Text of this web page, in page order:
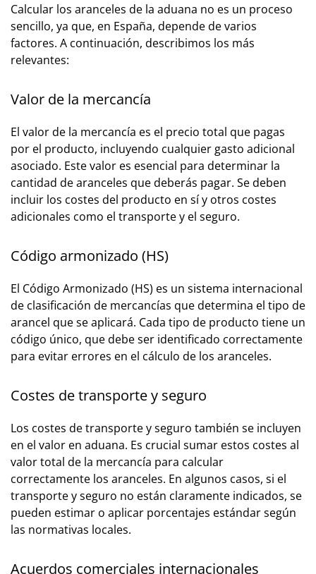
Calcular los aranceles de la aduana no es un proceso
sencillo, ya que, en España, depende de varios
factores. A continuación, describimos los más
relevantes:
Valor de la mercancía
El valor de la mercancía es el precio total que pagas
por el producto, incluyendo cualquier gasto adicional
asociado. Este valor es esencial para determinar la
cantidad de aranceles que deberás pagar. Se deben
incluir los costes del producto en sí y otros costes
adicionales como el transporte y el seguro.
Código armonizado (HS)
El Código Armonizado (HS) es un sistema internacional
de clasificación de mercancías que determina el tipo de
arancel que se aplicará. Cada tipo de producto tiene un
código único, que debe ser identificado correctamente
para evitar errores en el cálculo de los aranceles.
Costes de transporte y seguro
Los costes de transporte y seguro también se incluyen
en el valor en aduana. Es crucial sumar estos costes al
valor total de la mercancía para calcular
correctamente los aranceles. En algunos casos, si el
transporte y seguro no están claramente indicados, se
pueden estimar o aplicar porcentajes estándar según
las normativas locales.
Acuerdos comerciales internacionales